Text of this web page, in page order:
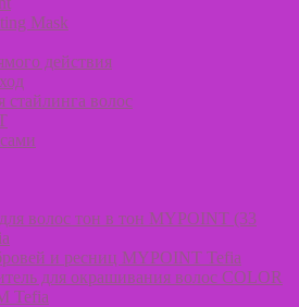
Mask
действия
стайлинга волос
для волос тон в тон MYPOINT (33
и ресниц MYPOINT Tefia
для окрашивания волос COLOR
Tefia